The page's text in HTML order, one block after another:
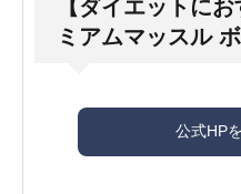
【ダイエットに
ミアムマッスル
公式HP